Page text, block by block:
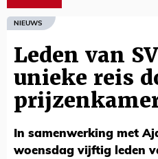
NIEUWS
Leden van
unieke reis
In samenwerking met
woensdag vijftig leden